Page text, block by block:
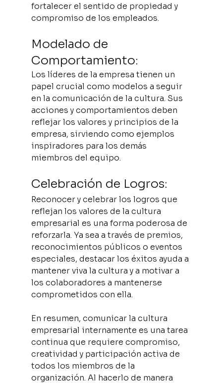
fortalecer el sentido de propiedad y
compromiso de los empleados.
Modelado de
Comportamiento:
Los líderes de la empresa tienen un
papel crucial como modelos a seguir
en la comunicación de la cultura. Sus
acciones y comportamientos deben
reflejar los valores y principios de la
empresa, sirviendo como ejemplos
inspiradores para los demás
miembros del equipo.
Celebración de Logros:
Reconocer y celebrar los logros que
reflejan los valores de la cultura
empresarial es una forma poderosa de
reforzarla. Ya sea a través de premios,
reconocimientos públicos o eventos
especiales, destacar los éxitos ayuda a
mantener viva la cultura y a motivar a
los colaboradores a mantenerse
comprometidos con ella.
En resumen, comunicar la cultura
empresarial internamente es una tarea
continua que requiere compromiso,
creatividad y participación activa de
todos los miembros de la
organización. Al hacerlo de manera